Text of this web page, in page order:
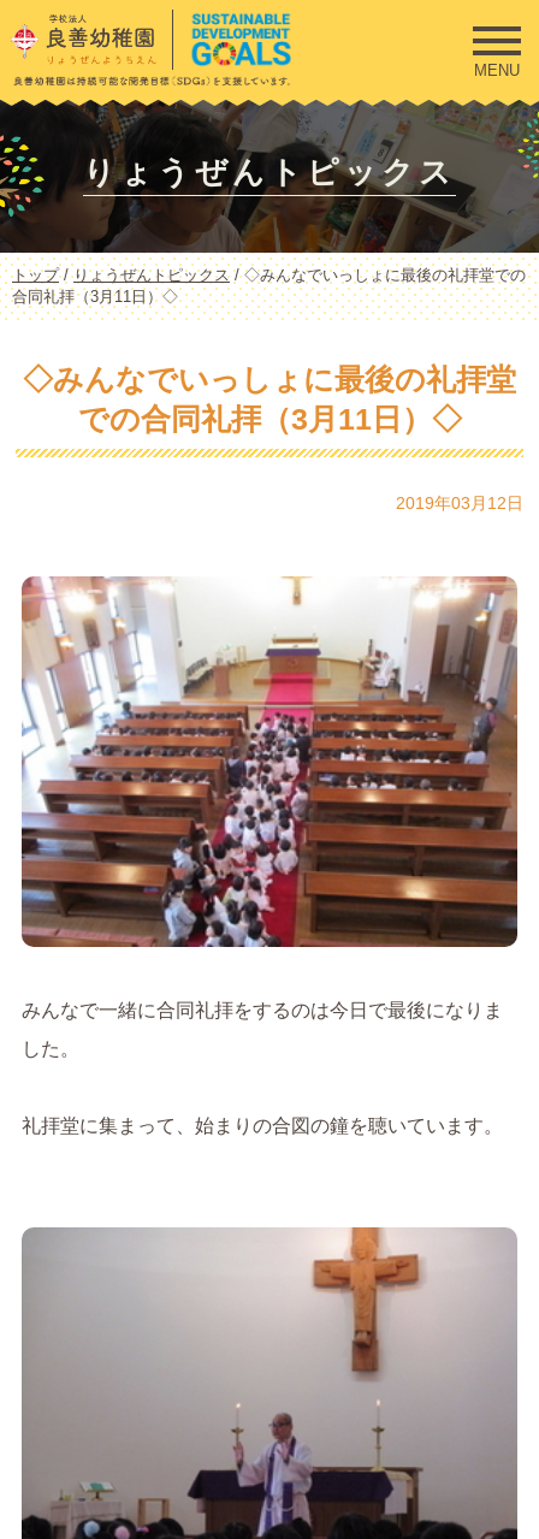
このページの本文へ
MENU
りょうぜんトピックス
現
在
の
置：
トップ/りょうぜんトピックス /◇みんなでいっしょに最後の礼拝堂での
合同礼拝（3月11日）◇
◇みんなでいっしょに最後の礼拝堂
での合同礼拝（3月11日）◇
2019年03月12日
みんなで一緒に合同礼拝をするのは今日で最後になりま
した。
礼拝堂に集まって、始まりの合図の鐘を聴いています。